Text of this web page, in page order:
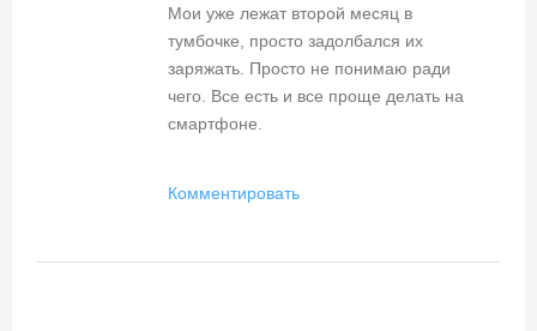
Мои уже лежат второй месяц в
тумбочке, просто задолбался их
заряжать. Просто не понимаю ради
чего. Все есть и все проще делать на
смартфоне.
Комментировать